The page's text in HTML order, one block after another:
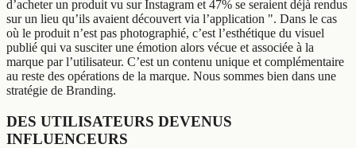
d’acheter un produit vu sur Instagram et 47% se seraient déjà rendus
sur un lieu qu’ils avaient découvert via l’application ". Dans le cas
où le produit n’est pas photographié, c’est l’esthétique du visuel
publié qui va susciter une émotion alors vécue et associée à la
marque par l’utilisateur. C’est un contenu unique et complémentaire
au reste des opérations de la marque. Nous sommes bien dans une
stratégie de Branding.
DES UTILISATEURS DEVENUS
INFLUENCEURS